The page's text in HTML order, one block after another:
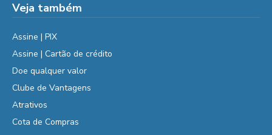
Veja também
Assine | PIX
Assine | Cartão de crédito
Doe qualquer valor
Clube de Vantagens
Atrativos
Cota de Compras